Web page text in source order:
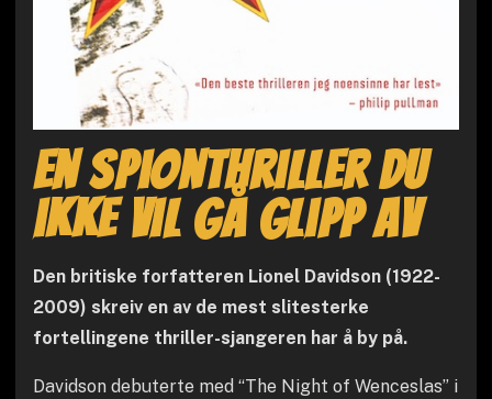
En spionthriller du
ikke vil gå glipp av
Den britiske forfatteren Lionel Davidson (1922-
2009) skreiv en av de mest slitesterke
fortellingene thriller-sjangeren har å by på.
Davidson debuterte med “The Night of Wenceslas” i